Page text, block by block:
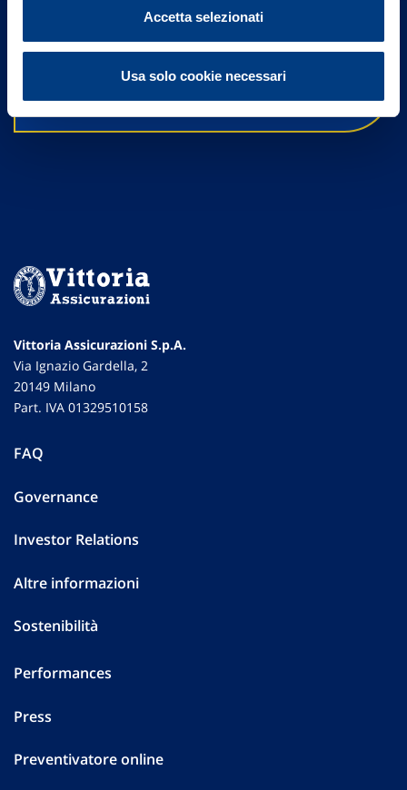
Accetta selezionati
Usa solo cookie necessari
un nostro Agente.
Vittoria Assicurazioni S.p.A.
Via Ignazio Gardella, 2
20149 Milano
Part. IVA 01329510158
FAQ
Governance
Investor Relations
Altre informazioni
Sostenibilità
Performances
Press
Preventivatore online